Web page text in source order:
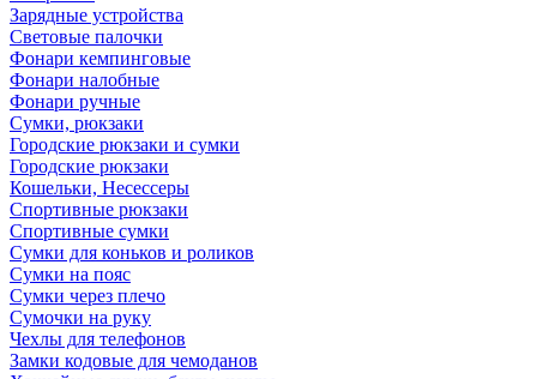
Зарядные устройства
Световые палочки
Фонари кемпинговые
Фонари налобные
Фонари ручные
Сумки, рюкзаки
Городские рюкзаки и сумки
Городские рюкзаки
Кошельки, Несессеры
Спортивные рюкзаки
Спортивные сумки
Сумки для коньков и роликов
Сумки на пояс
Сумки через плечо
Сумочки на руку
Чехлы для телефонов
Замки кодовые для чемоданов